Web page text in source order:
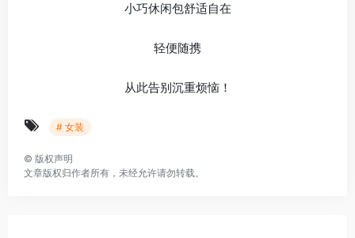
小巧休闲包舒适自在
轻便随携
从此告别沉重烦恼！
# 女装
© 版权声明
文章版权归作者所有，未经允许请勿转载。